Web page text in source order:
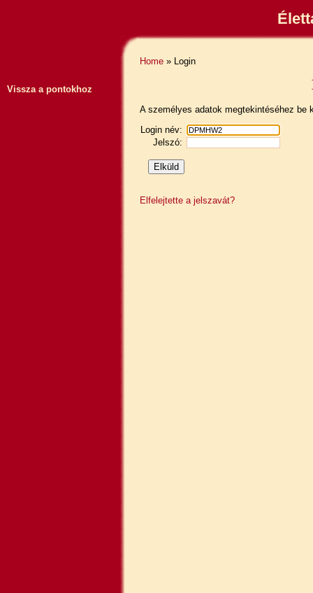
Vissza a pontokhoz
Home » Login
A személyes adatok megtekintéséhez be
Login név:
Jelszó:
Elfelejtette a jelszavát?